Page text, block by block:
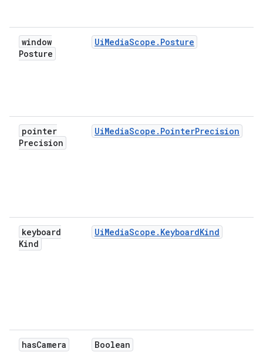
window
Posture
UiMediaScope.Posture
pointer
Precision
UiMediaScope.PointerPrecision
keyboard
Kind
UiMediaScope.KeyboardKind
hasCamera Boolean